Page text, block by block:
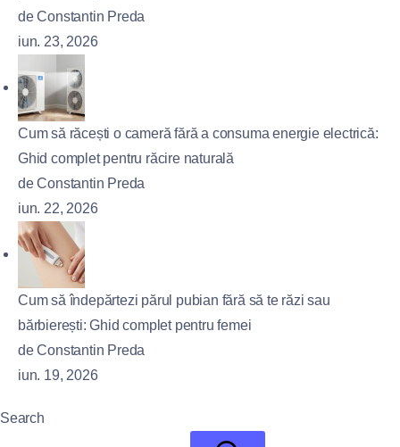
de Constantin Preda
iun. 23, 2026
Cum să răcești o cameră fără a consuma energie electrică:
Ghid complet pentru răcire naturală
de Constantin Preda
iun. 22, 2026
Cum să îndepărtezi părul pubian fără să te răzi sau
bărbierești: Ghid complet pentru femei
de Constantin Preda
iun. 19, 2026
Search